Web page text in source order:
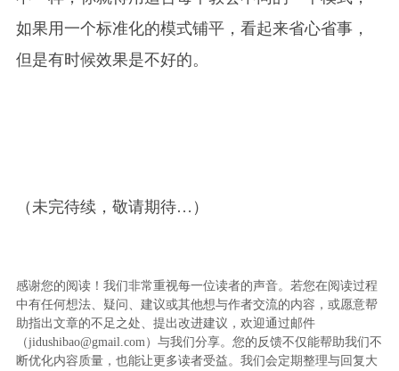
如果用一个标准化的模式铺平，看起来省心省事，
但是有时候效果是不好的。
（未完待续，敬请期待…）
感谢您的阅读！我们非常重视每一位读者的声音。若您在阅读过程
中有任何想法、疑问、建议或其他想与作者交流的内容，或愿意帮
助指出文章的不足之处、提出改进建议，欢迎通过邮件
（jidushibao@gmail.com）与我们分享。您的反馈不仅能帮助我们不
断优化内容质量，也能让更多读者受益。我们会定期整理与回复大